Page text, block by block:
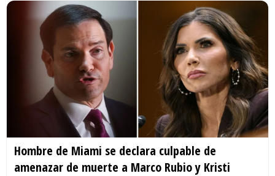
Hombre de Miami se declara culpable de
amenazar de muerte a Marco Rubio y Kristi